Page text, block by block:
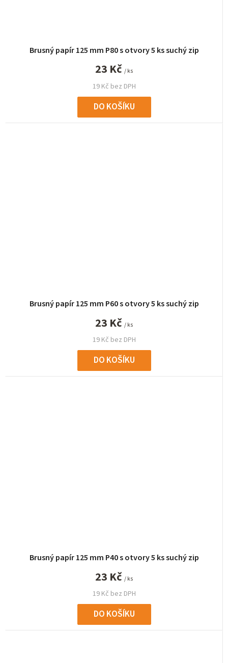
Brusný papír 125 mm P80 s otvory 5 ks suchý zip
19 Kč bez DPH
23 Kč / ks
DO KOŠÍKU
Brusný papír 125 mm P60 s otvory 5 ks suchý zip
19 Kč bez DPH
23 Kč / ks
DO KOŠÍKU
Brusný papír 125 mm P40 s otvory 5 ks suchý zip
19 Kč bez DPH
23 Kč / ks
DO KOŠÍKU